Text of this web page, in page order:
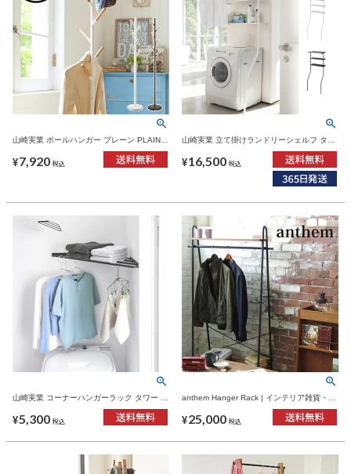
山崎実業 ポールハンガー プレーン PLAIN |
インテリア雑貨・ハンガーラック
¥7,920 税込
山崎実業 立て掛けランドリーシェルフ タワ
ー tower | インテリア雑貨・タワーシリーズ
¥16,500 税込
山崎実業 コーナーハンガーラック タワー 石
こうボード壁対応 tower | インテリア雑貨・
タワーシリーズ
¥5,300 税込
anthem Hanger Rack | インテリア雑貨・ハ
¥25,000 税込